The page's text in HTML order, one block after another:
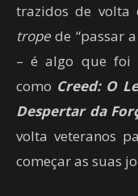
trazidos de volta
trope de “passar
– é algo que foi
como Creed: O
Despertar da
volta veteranos
começar as suas